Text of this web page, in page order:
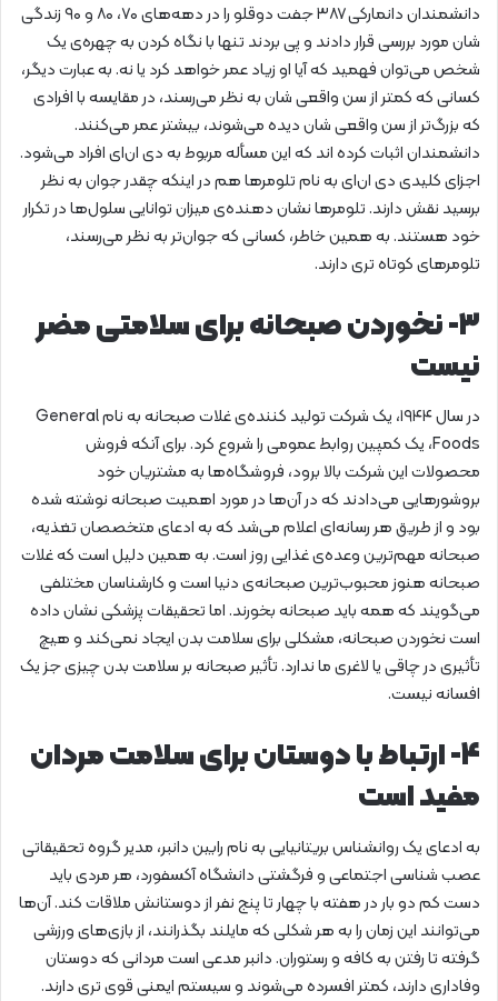
دانشمندان دانمارکی ۳۸۷ جفت دوقلو را در دهه‌های ۷۰، ۸۰ و ۹۰ زندگی
شان مورد بررسی قرار دادند و پی بردند تنها با نگاه کردن به چهره‌ی یک
شخص می‌توان فهمید که آیا او زیاد عمر خواهد کرد یا نه. به عبارت دیگر،
کسانی که کمتر از سن واقعی شان به نظر می‌رسند، در مقایسه با افرادی
که بزرگ‌تر از سن واقعی شان دیده می‌شوند، بیشتر عمر می‌کنند.
دانشمندان اثبات کرده اند که این مسأله مربوط به دی ان‌ای افراد می‌شود.
اجزای کلیدی دی ان‌ای به نام تلومر‌ها هم در اینکه چقدر جوان به نظر
برسید نقش دارند. تلومر‌ها نشان دهنده‌ی میزان توانایی سلول‌ها در تکرار
خود هستند. به همین خاطر، کسانی که جوان‌تر به نظر می‌رسند،
تلومر‌های کوتاه تری دارند.
۳- نخوردن صبحانه برای سلامتی مضر
نیست
در سال ۱۹۴۴، یک شرکت تولید کننده‌ی غلات صبحانه به نام General
Foods، یک کمپین روابط عمومی را شروع کرد. برای آنکه فروش
محصولات این شرکت بالا برود، فروشگاه‌ها به مشتریان خود
بروشور‌هایی می‌دادند که در آن‌ها در مورد اهمیت صبحانه نوشته شده
بود و از طریق هر رسانه‌ای اعلام می‌شد که به ادعای متخصصان تغذیه،
صبحانه مهم‌ترین وعده‌ی غذایی روز است. به همین دلیل است که غلات
صبحانه هنوز محبوب‌ترین صبحانه‌ی دنیا است و کارشناسان مختلفی
می‌گویند که همه باید صبحانه بخورند. اما تحقیقات پزشکی نشان داده
است نخوردن صبحانه، مشکلی برای سلامت بدن ایجاد نمی‌کند و هیچ
تأثیری در چاقی یا لاغری ما ندارد. تأثیر صبحانه بر سلامت بدن چیزی جز یک
افسانه نیست.
۴- ارتباط با دوستان برای سلامت مردان
مفید است
به ادعای یک روانشناس بریتانیایی به نام رابین دانبر، مدیر گروه تحقیقاتی
عصب شناسی اجتماعی و فرگشتی دانشگاه آکسفورد، هر مردی باید
دست کم دو بار در هفته با چهار تا پنج نفر از دوستانش ملاقات کند. آن‌ها
می‌توانند این زمان را به هر شکلی که مایلند بگذرانند، از بازی‌های ورزشی
گرفته تا رفتن به کافه و رستوران. دانبر مدعی است مردانی که دوستان
وفاداری دارند، کمتر افسرده می‌شوند و سیستم ایمنی قوی تری دارند.